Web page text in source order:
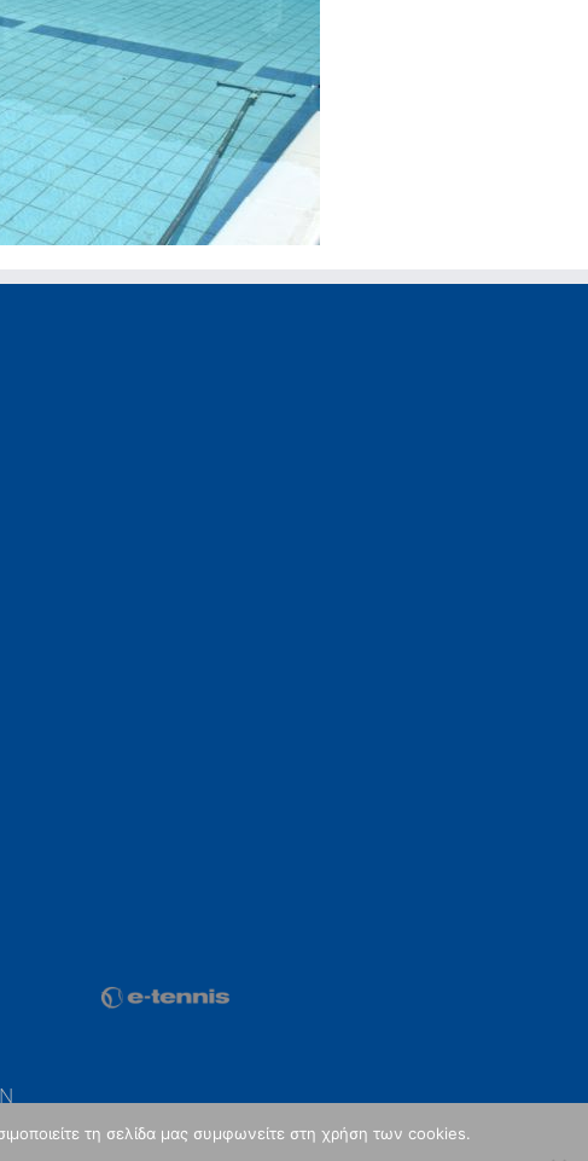
τη σελίδα μας συμφωνείτε στη χρήση των cookies.